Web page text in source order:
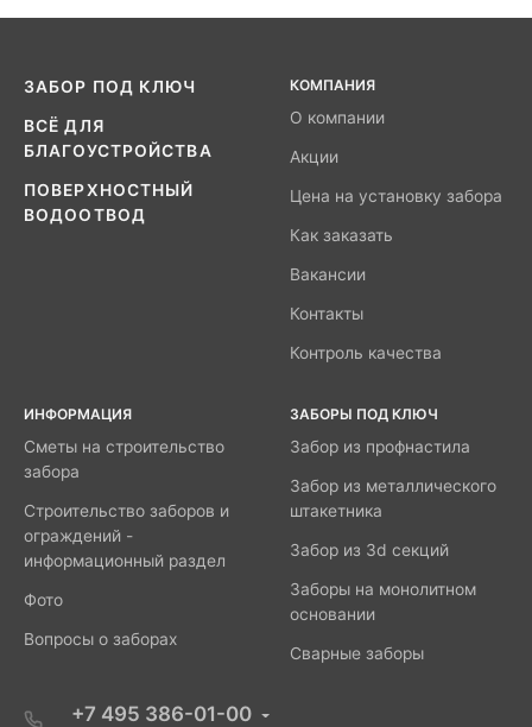
ЗАБОР ПОД КЛЮЧ
ВСЁ ДЛЯ
БЛАГОУСТРОЙСТВА
ПОВЕРХНОСТНЫЙ
ВОДООТВОД
КОМПАНИЯ
О компании
Акции
Цена на установку забора
Как заказать
Вакансии
Контакты
Контроль качества
ИНФОРМАЦИЯ
Сметы на строительство
забора
Строительство заборов и
ограждений -
информационный раздел
Фото
Вопросы о заборах
ЗАБОРЫ ПОД КЛЮЧ
Забор из профнастила
Забор из металлического
штакетника
Забор из 3d секций
Заборы на монолитном
основании
Сварные заборы
+7 495 386-01-00